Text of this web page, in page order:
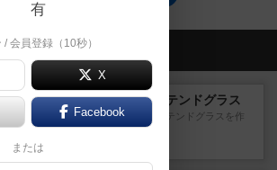
会員の新しい投稿
アズール：シントラのステンドグラス
大好きなアズールシリーズ。ステンドグラスを作
っていきます✨1部より自由...
16分前
有
/ 会員登録（10秒）
X
Facebook
または